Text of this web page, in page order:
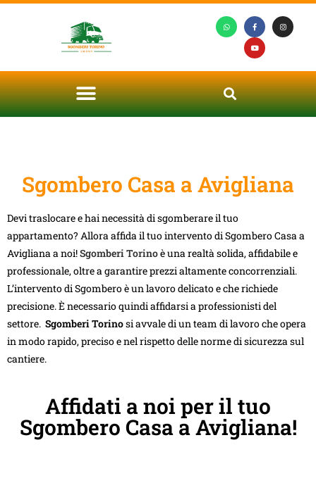
Sgombero Casa a Avigliana
Devi traslocare e hai necessità di sgomberare il tuo
appartamento? Allora affida il tuo intervento di Sgombero Casa a
Avigliana a noi!Sgomberi Torinoè una realtà solida, affidabile e
professionale, oltre a garantire prezzi altamente concorrenziali.
L’intervento di Sgombero è un lavoro delicato e che richiede
precisione. È necessario quindi affidarsi a professionisti del
settore. Sgomberi Torinosi avvale di un team di lavoro che opera
in modo rapido, preciso e nel rispetto delle norme di sicurezza sul
cantiere.
Affidati a noi per il tuo
Sgombero Casa a Avigliana!